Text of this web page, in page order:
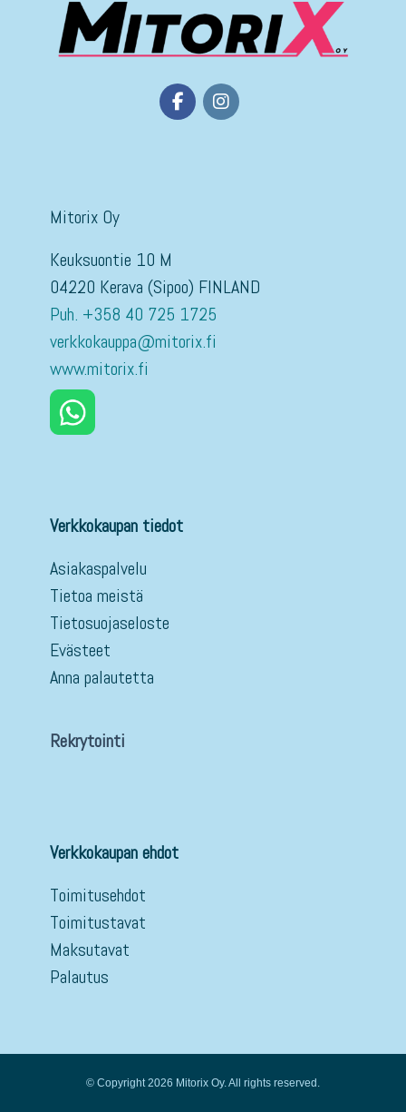
Mitorix Oy
Keuksuontie 10 M
04220 Kerava (Sipoo) FINLAND
Puh. +358 40 725 1725
verkkokauppa@mitorix.fi
www.mitorix.fi
Verkkokaupan tiedot
Asiakaspalvelu
Tietoa meistä
Tietosuojaseloste
Evästeet
Anna palautetta
Rekrytointi
Verkkokaupan ehdot
Toimitusehdot
Toimitustavat
Maksutavat
Palautus
© Copyright 2026 Mitorix Oy. All rights reserved.